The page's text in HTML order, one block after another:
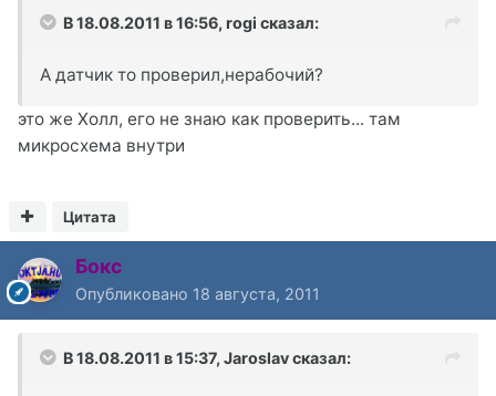
В 18.08.2011 в 16:56, rogi сказал:
А датчик то проверил,нерабочий?
это же Холл, его не знаю как проверить... там
микросхема внутри
Цитата
Бокс
Опубликовано 18 августа, 2011
В 18.08.2011 в 15:37, Jaroslav сказал: